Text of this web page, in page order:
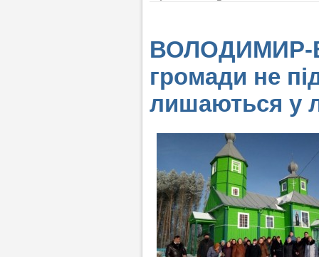
ВОЛОДИМИР-
громади не
лишаються у